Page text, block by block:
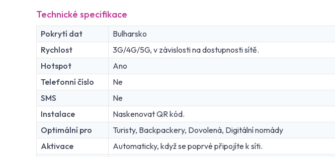
Technické specifikace
Pokrytí dat
Bulharsko
Rychlost
3G/4G/5G, v závislosti na dostupnosti sítě.
Hotspot
Ano
Telefonní číslo
Ne
SMS
Ne
Instalace
Naskenovat QR kód.
Optimální pro
Turisty, Backpackery, Dovolená, Digitální nomády
Aktivace
Automaticky, když se poprvé připojíte k síti.